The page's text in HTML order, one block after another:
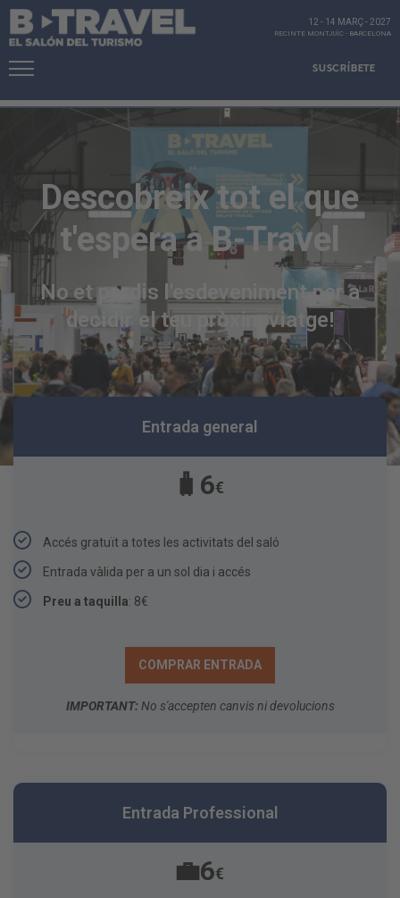
SUSCRÍBETE
12 - 14 MARÇ-2027
RECINTE MONTJUÏC - BARCELONA
Descobreix tot el que
t'espera a B-Travel
No et perdis l'esdeveniment per a
decidir el teu pròxim viatge!
Entrada general
🧳6€
Accés gratuït a totes les activitats del saló​
Entrada vàlida per a un sol dia i accés
Preu a taquilla: 8€
COMPRAR ENTRADA
IMPORTANT: No s'accepten canvis ni devolucions
Entrada Professional
💼6€